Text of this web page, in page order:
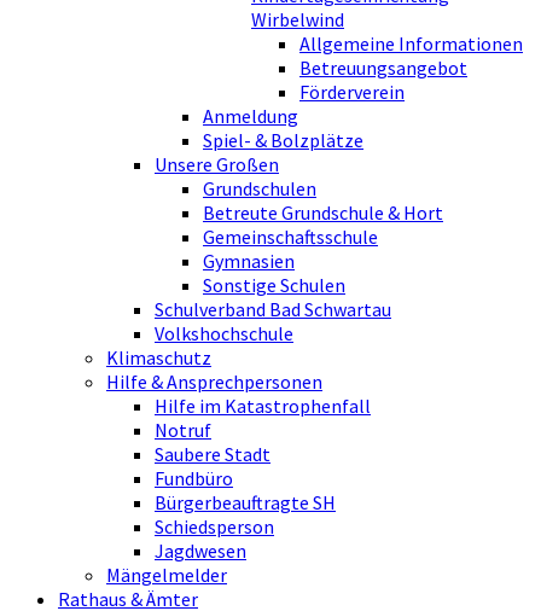
Wirbelwind
Allgemeine Informationen
Betreuungsangebot
Förderverein
Anmeldung
Spiel- & Bolzplätze
Unsere Großen
Grundschulen
Betreute Grundschule & Hort
Gemeinschaftsschule
Gymnasien
Sonstige Schulen
Schulverband Bad Schwartau
Volkshochschule
Klimaschutz
Hilfe & Ansprechpersonen
Hilfe im Katastrophenfall
Notruf
Saubere Stadt
Fundbüro
Bürgerbeauftragte SH
Schiedsperson
Jagdwesen
Mängelmelder
Rathaus & Ämter